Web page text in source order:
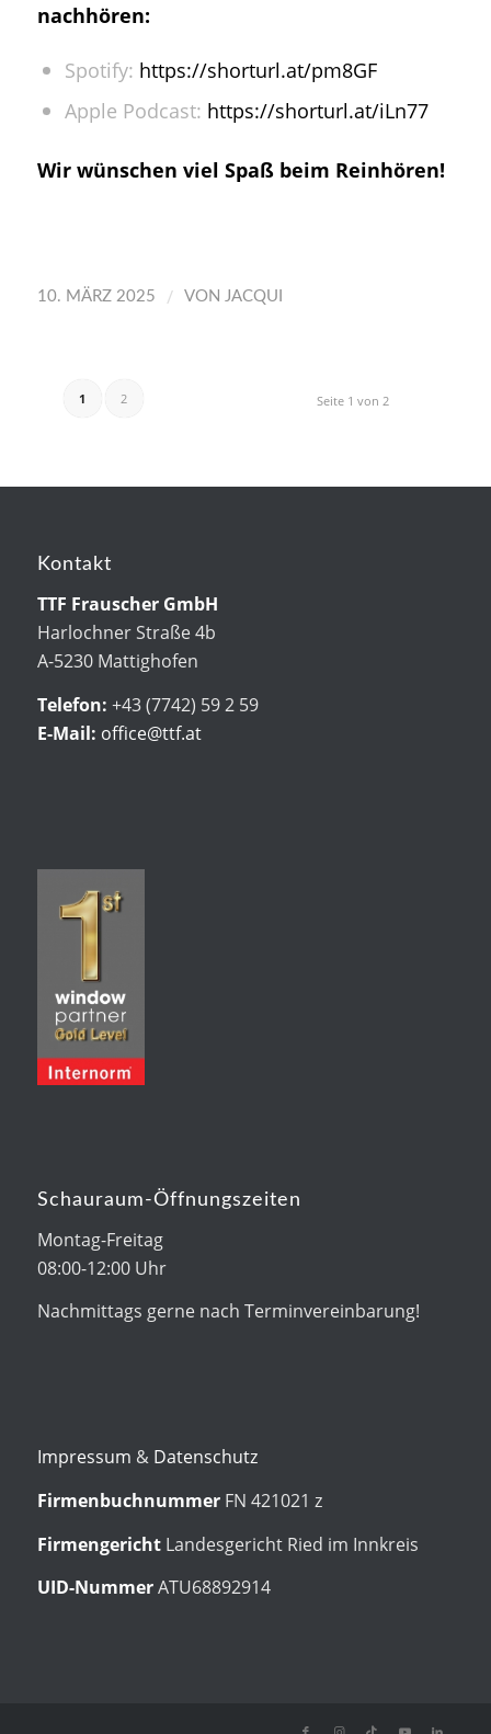
nachhören:
Spotify: https://shorturl.at/pm8GF
Apple Podcast: https://shorturl.at/iLn77
Wir wünschen viel Spaß beim Reinhören!
10. MÄRZ 2025 / VON JACQUI
Seite 1 von 2
1 2
Kontakt
TTF Frauscher GmbH
Harlochner Straße 4b
A-5230 Mattighofen
Telefon: +43 (7742) 59 2 59
E-Mail: office@ttf.at
Schauraum-Öffnungszeiten
Montag-Freitag
08:00-12:00 Uhr
Nachmittags gerne nach Terminvereinbarung!
Impressum & Datenschutz
Firmenbuchnummer FN 421021 z
Firmengericht Landesgericht Ried im Innkreis
UID-NummerATU68892914